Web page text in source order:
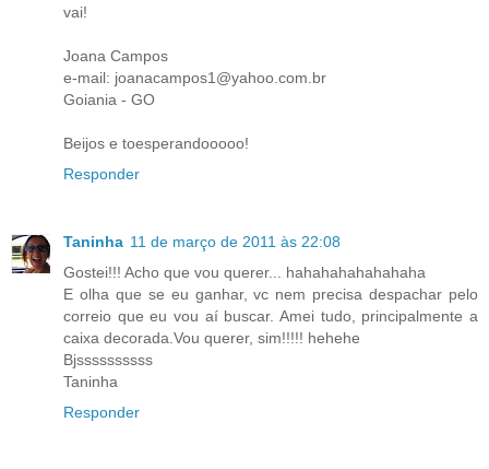
vai!
Joana Campos
e-mail: joanacampos1@yahoo.com.br
Goiania - GO
Beijos e toesperandooooo!
Responder
Taninha 11 de março de 2011 às 22:08
Gostei!!! Acho que vou querer... hahahahahahahaha
E olha que se eu ganhar, vc nem precisa despachar pelo
correio que eu vou aí buscar. Amei tudo, principalmente a
caixa decorada.Vou querer, sim!!!!! hehehe
Bjssssssssss
Taninha
Responder